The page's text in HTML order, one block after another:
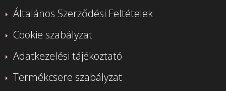
Általános Szerződési Feltételek
Cookie szabályzat
Adatkezelési tájékoztató
Termékcsere szabályzat